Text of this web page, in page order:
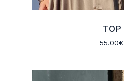
TOP
55.00€